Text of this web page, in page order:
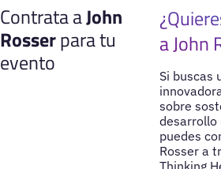
Contrata aJohn
Rosserpara tu
evento
a John
Si buscas
sobre
desarrollo
puedes
Rosser a
Thinking